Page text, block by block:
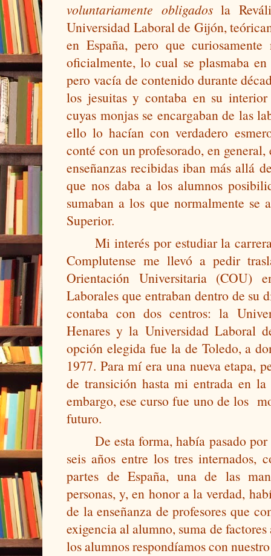
voluntariamente obligados la
Universidad Laboral de Gijón,
en España, pero que
oficialmente, lo cual se plasmaba
pero vacía de contenido durante
los jesuitas y contaba en su
cuyas monjas se encargaban de las
ello lo hacían con verdadero
conté con un profesorado, en
enseñanzas recibidas iban más allá
que nos daba a los alumnos
sumaban a los que normalmente se
Superior.
Mi interés por estudiar la
Complutense me llevó a pedir
Orientación Universitaria (COU)
Laborales que entraban dentro de
contaba con dos centros: la
Henares y la Universidad Laboral
opción elegida fue la de Toledo, a
1977. Para mí era una nueva etapa,
de transición hasta mi entrada en
embargo, ese curso fue uno de los
futuro.
De esta forma, había pasado
seis años entre los tres internados,
partes de España, una de las
personas, y, en honor a la verdad,
de la enseñanza de profesores que
exigencia al alumno, suma de
los alumnos respondíamos con